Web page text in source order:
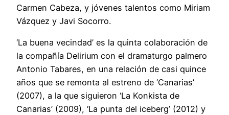
Carmen Cabeza, y jóvenes talentos como Miriam
Vázquez y Javi Socorro.
‘La buena vecindad’ es la quinta colaboración de
la compañía Delirium con el dramaturgo palmero
Antonio Tabares, en una relación de casi quince
años que se remonta al estreno de ‘Canarias’
(2007), a la que siguieron ‘La Konkista de
Canarias’ (2009), ‘La punta del iceberg’ (2012) y